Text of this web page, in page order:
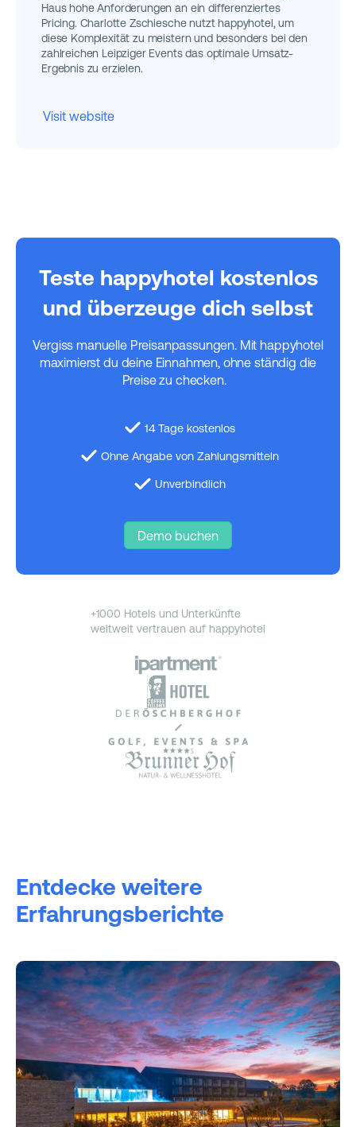
Haus hohe Anforderungen an ein differenziertes
Pricing. Charlotte Zschiesche nutzt happyhotel, um
diese Komplexität zu meistern und besonders bei den
zahlreichen Leipziger Events das optimale Umsatz-
Ergebnis zu erzielen.
Visit website
Teste happyhotel kostenlos
und überzeuge dich selbst
Vergiss manuelle Preisanpassungen. Mit happyhotel
maximierst du deine Einnahmen, ohne ständig die
Preise zu checken.
14 Tage kostenlos
Ohne Angabe von Zahlungsmitteln
Unverbindlich
Demo buchen
+1000 Hotels und Unterkünfte
weltweit vertrauen auf happyhotel
Entdecke weitere
Erfahrungsberichte